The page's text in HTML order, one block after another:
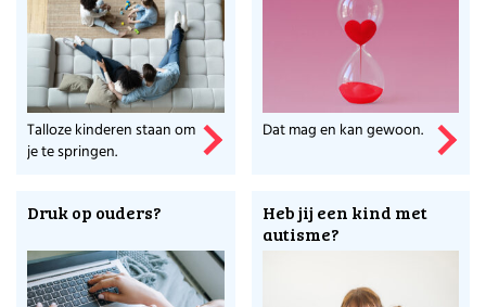
Talloze kinderen staan om
je te springen.
Dat mag en kan gewoon.
Druk op ouders?
Heb jij een kind met
autisme?